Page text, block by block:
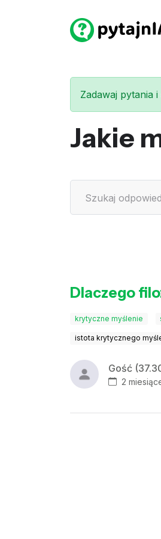
Zadawaj pytania
Jakie
Dlaczego
krytyczne myślenie
istota krytycznego
Gość
2